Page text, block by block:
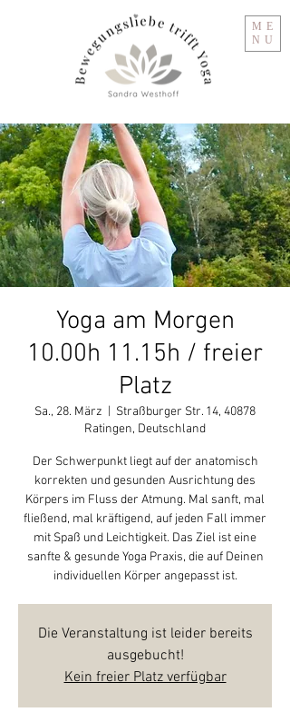
ME
NU
Yoga am Morgen
10.00h 11.15h / freier
Platz
Sa., 28. März
Straßburger Str. 14, 40878
Ratingen, Deutschland
Der Schwerpunkt liegt auf der anatomisch
korrekten und gesunden Ausrichtung des
Körpers im Fluss der Atmung. Mal sanft, mal
fließend, mal kräftigend, auf jeden Fall immer
mit Spaß und Leichtigkeit. Das Ziel ist eine
sanfte & gesunde Yoga Praxis, die auf Deinen
individuellen Körper angepasst ist.
Die Veranstaltung ist leider bereits
ausgebucht!
Kein freier Platz verfügbar